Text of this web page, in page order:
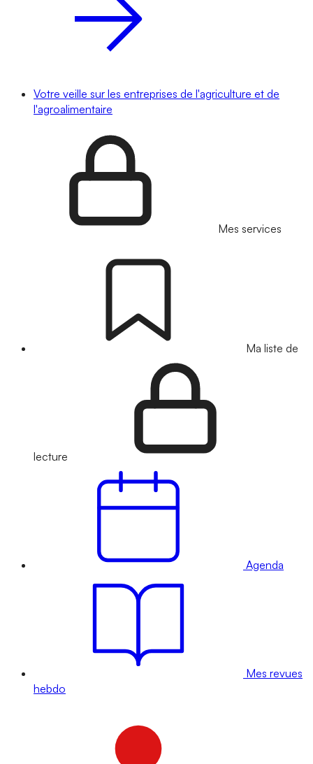
Votre veille sur les entreprises de l'agriculture et de
l'agroalimentaire
Mes services
Ma liste de
lecture
Agenda
Mes revues
hebdo